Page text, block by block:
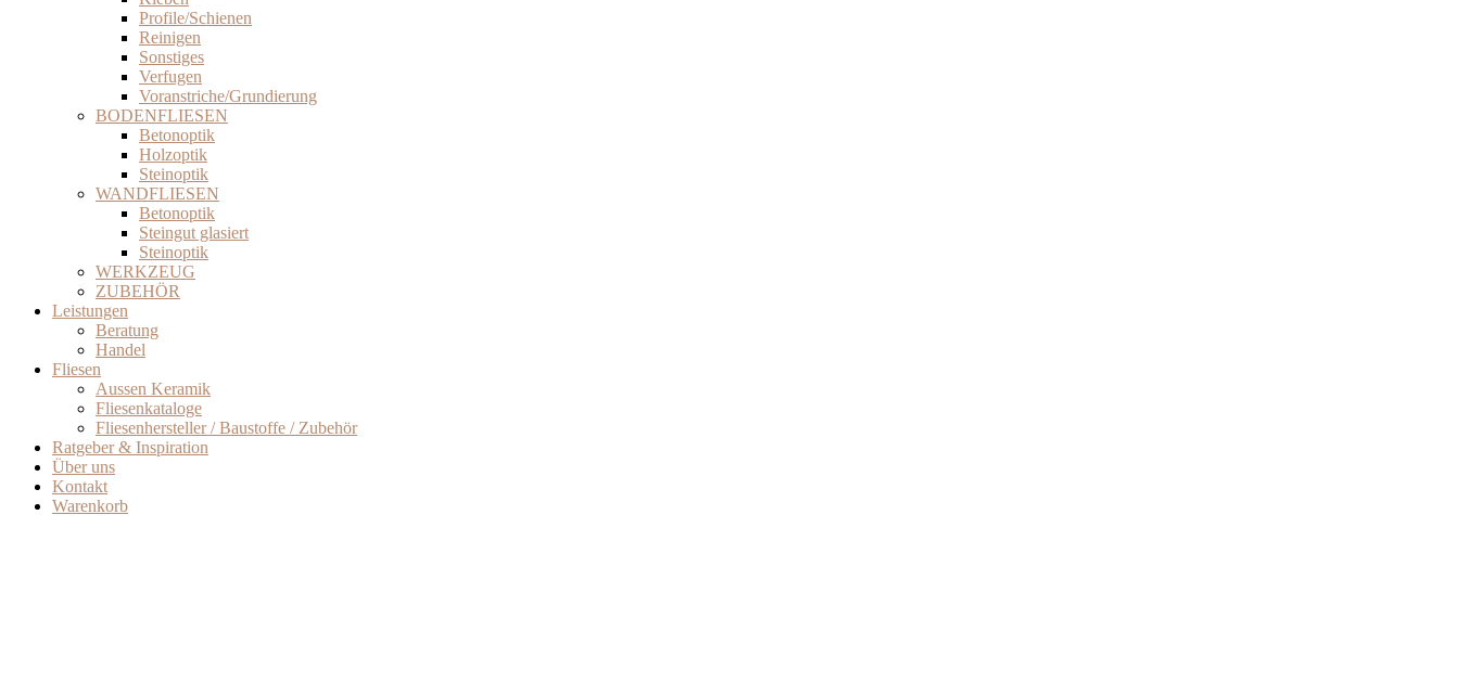
Profile/Schienen
Reinigen
Sonstiges
Verfugen
Voranstriche/Grundierung
BODENFLIESEN
Betonoptik
Holzoptik
Steinoptik
WANDFLIESEN
Betonoptik
Steingut glasiert
Steinoptik
WERKZEUG
ZUBEHÖR
Leistungen
Beratung
Handel
Fliesen
Aussen Keramik
Fliesenkataloge
Fliesenhersteller / Baustoffe / Zubehör
Ratgeber & Inspiration
Über uns
Kontakt
Warenkorb